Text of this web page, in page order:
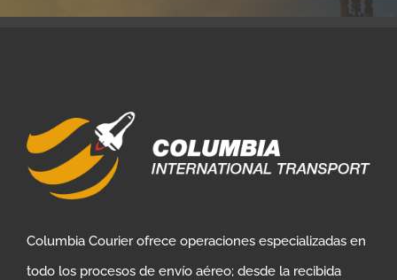
Columbia Courier ofrece operaciones especializadas en
todo los procesos de envío aéreo; desde la recibida